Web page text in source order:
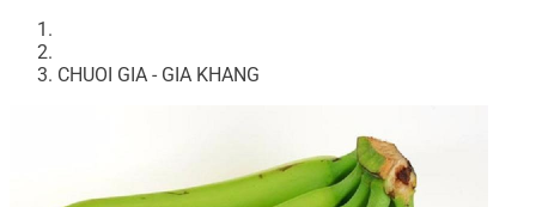
CHUOI GIA - GIA KHANG